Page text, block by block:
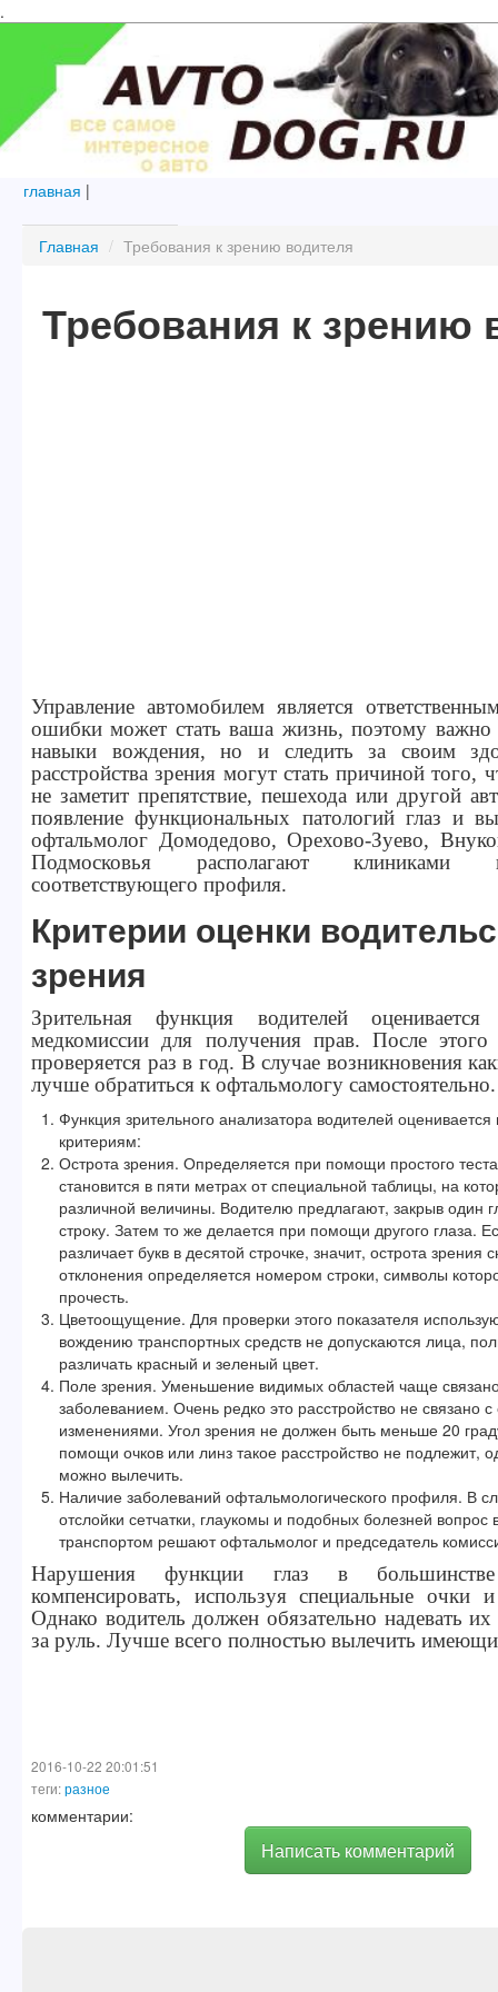
.
главная |
Главная / Требования к зрению водителя
Требования к зрению
Управление автомобилем является
ошибки может стать ваша жизнь, поэтому важно
навыки вождения, но и следить за своим
расстройства зрения могут стать причиной того,
не заметит препятствие, пешехода или другой
появление функциональных патологий глаз и
офтальмолог Домодедово, Орехово-Зуево,
Подмосковья располагают клиниками
соответствующего профиля.
Критерии оценки
зрения
Зрительная функция водителей
медкомиссии для получения прав. После этого
проверяется раз в год. В случае возникновения
лучше обратиться к офтальмологу самостоятельно.
Функция зрительного анализатора водителей
критериям:
Острота зрения. Определяется при помощи простого
становится в пяти метрах от специальной таблицы, на
различной величины. Водителю предлагают, закрыв один
строку. Затем то же делается при помощи другого глаза.
различает букв в десятой строчке, значит, острота зрения
отклонения определяется номером строки, символы
прочесть.
Цветоощущение. Для проверки этого показателя
вождению транспортных средств не допускаются лица,
различать красный и зеленый цвет.
Поле зрения. Уменьшение видимых областей чаще
заболеванием. Очень редко это расстройство не связано
изменениями. Угол зрения не должен быть меньше 20
помощи очков или линз такое расстройство не подлежит,
можно вылечить.
Наличие заболеваний офтальмологического профиля. В
отслойки сетчатки, глаукомы и подобных болезней
транспортом решают офтальмолог и председатель
Нарушения функции глаз в
компенсировать, используя специальные очки
Однако водитель должен обязательно надевать их
за руль. Лучше всего полностью вылечить
2016-10-22 20:01:51
теги:разное
комментарии:
Написать комментарий